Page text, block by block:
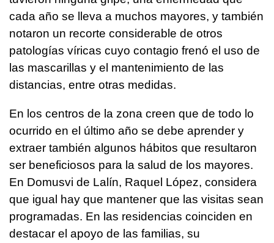
cada año se lleva a muchos mayores, y también
notaron un recorte considerable de otros
patologías víricas cuyo contagio frenó el uso de
las mascarillas y el mantenimiento de las
distancias, entre otras medidas.
En los centros de la zona creen que de todo lo
ocurrido en el último año se debe aprender y
extraer también algunos hábitos que resultaron
ser beneficiosos para la salud de los mayores.
En Domusvi de Lalín, Raquel López, considera
que igual hay que mantener que las visitas sean
programadas. En las residencias coinciden en
destacar el apoyo de las familias, su